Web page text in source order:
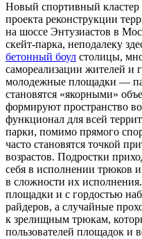
Новый спортивный кластер
проекта реконструкции
на шоссе Энтузиастов в
скейт-парка, неподалеку
бетонный боул столицы,
самореализации жителей и
молодежные площадки —
становятся «якорными»
формируют пространство
функционал для всей
парки, помимо прямого
часто становятся точкой
возрастов. Подростки
себя в исполнении трюков и
в сложности их
площадки и с гордостью
райдеров, а случайные
к зрелищным трюкам,
пользователей площадок и